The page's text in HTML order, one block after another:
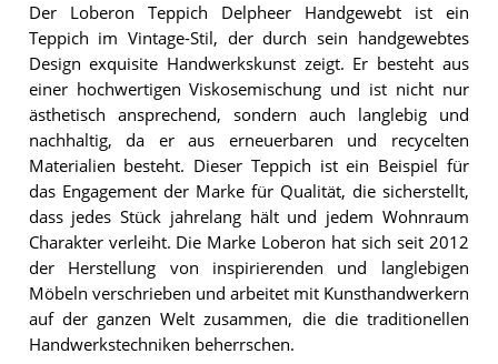
Der Loberon Teppich Delpheer Handgewebt ist ein
Teppich im Vintage-Stil, der durch sein handgewebtes
Design exquisite Handwerkskunst zeigt. Er besteht aus
einer hochwertigen Viskosemischung und ist nicht nur
ästhetisch ansprechend, sondern auch langlebig und
nachhaltig, da er aus erneuerbaren und recycelten
Materialien besteht. Dieser Teppich ist ein Beispiel für
das Engagement der Marke für Qualität, die sicherstellt,
dass jedes Stück jahrelang hält und jedem Wohnraum
Charakter verleiht. Die Marke Loberon hat sich seit 2012
der Herstellung von inspirierenden und langlebigen
Möbeln verschrieben und arbeitet mit Kunsthandwerkern
auf der ganzen Welt zusammen, die die traditionellen
Handwerkstechniken beherrschen.